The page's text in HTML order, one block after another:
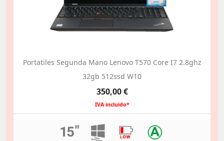
Portatiles Segunda Mano Lenovo T570 Core I7 2.8ghz
32gb 512ssd W10
Precio
350,00 €
IVA incluido*